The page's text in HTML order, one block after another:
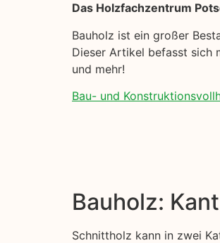
Das Holzfachzentrum
Bauholz ist ein großer
Dieser Artikel befasst sich
und mehr!
Bau- und
Bauholz:
Schnittholz kann in zwei